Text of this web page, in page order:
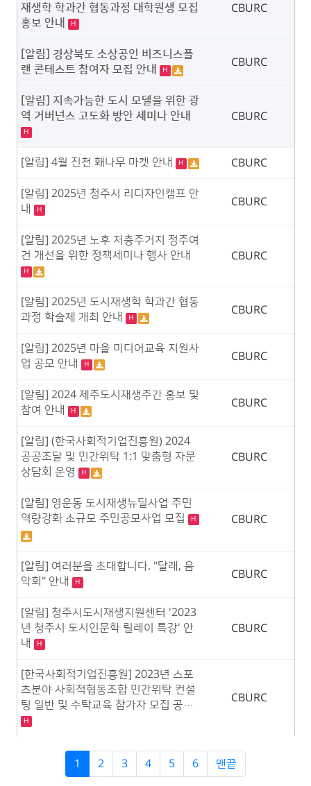
재생학 학과간 협동과정 대학원생 모집
홍보 안내
H
CBURC
[알림] 경상북도 소상공인 비즈니스플
랜 콘테스트 참여자 모집 안내
H
CBURC
[알림] 지속가능한 도시 모델을 위한 광
역 거버넌스 고도화 방안 세미나 안내
H
CBURC
[알림] 4월 진천 홰나무 마켓 안내 H CBURC
[알림] 2025년 청주시 리디자인캠프 안
내
H
CBURC
[알림] 2025년 노후 저층주거지 정주여
건 개선을 위한 정책세미나 행사 안내
H
CBURC
[알림] 2025년 도시재생학 학과간 협동
과정 학술제 개최 안내
H
CBURC
[알림] 2025년 마을 미디어교육 지원사
업 공모 안내
H
CBURC
[알림] 2024 제주도시재생주간 홍보 및
참여 안내
H
CBURC
[알림] (한국사회적기업진흥원) 2024
공공조달 및 민간위탁 1:1 맞춤형 자문
상담회 운영
H
CBURC
[알림] 영운동 도시재생뉴딜사업 주민
역량강화 소규모 주민공모사업 모집
H CBURC
[알림] 여러분을 초대합니다. "달래, 음
악회" 안내
H
CBURC
[알림] 청주시도시재생지원센터 '2023
년 청주시 도시인문학 릴레이 특강' 안
내
H
CBURC
[한국사회적기업진흥원] 2023년 스포
츠분야 사회적협동조합 민간위탁 컨설
팅 일반 및 수탁교육 참가자 모집 공…
H
CBURC
1 2 3 4 5 6 맨끝